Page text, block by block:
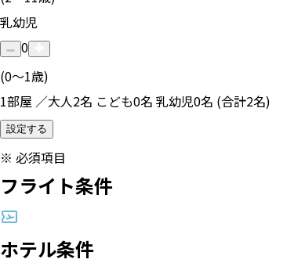
乳幼児
0
(0〜1歳)
1部屋 ／大人2名 こども0名 乳幼児0名 (合計2名)
設定する
※ 必須項目
フライト条件
ホテル条件